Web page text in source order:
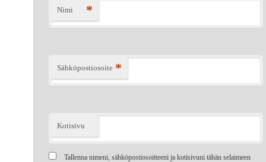
Nimi *
Sähköpostiosoite *
Kotisivu
Tallenna nimeni, sähköpostiosoitteeni ja kotisivuni tähän selaimeen